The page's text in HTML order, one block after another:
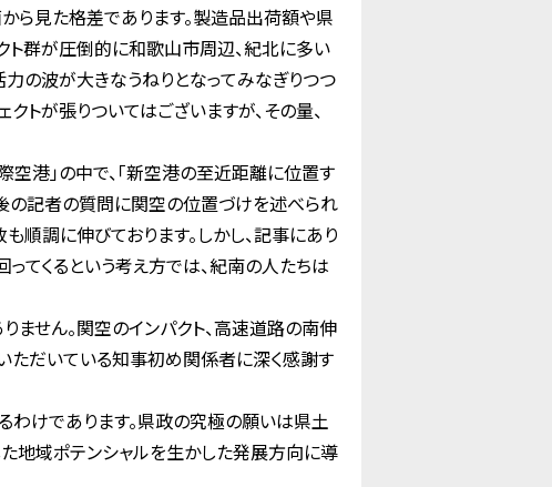
ら見た格差であります。製造品出荷額や県
ト群が圧倒的に和歌山市周辺、紀北に多い
の波が大きなうねりとなってみなぎりつつ
が張りついてはございますが、その量、
港」の中で、「新空港の至近距離に位置す
の記者の質問に関空の位置づけを述べられ
順調に伸びております。しかし、記事にあり
てくるという考え方では、紀南の人たちは
せん。関空のインパクト、高速道路の南伸
ただいている知事初め関係者に深く感謝す
けであります。県政の究極の願いは県土
地域ポテンシャルを生かした発展方向に導